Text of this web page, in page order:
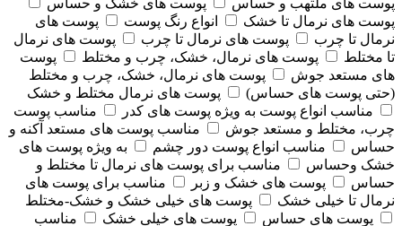
پوست های ملتهب و حساس
پوست های خشک و حساس
پوست های نرمال تا خشک
انواع رنگ پوست
پوست های
نرمال تا چرب
پوست های نرمال تا چرب
پوست های نرمال
تا مختلط
پوست های نرمال، خشک، چرب و مختلط
پوست
های مستعد جوش
پوست های نرمال، خشک، چرب و مختلط
(حتی پوست های حساس)
پوست های نرمال مختلط و خشک
مناسب انواع پوست به ویژه پوست های کدر
مناسب پوست
چرب، مختلط و مستعد جوش
مناسب پوست های مستعد آکنه و
حساس
مناسب انواع پوست دور چشم
به ویژه پوست های
خشک وحساس
مناسب برای پوست های نرمال تا مختلط و
حساس
پوست های خشک و زبر
مناسب برای پوست های
نرمال تا خیلی خشک
پوست های خیلی خشک و خشک-مختلط
پوست های حساس
پوست های خیلی خشک
مناسب